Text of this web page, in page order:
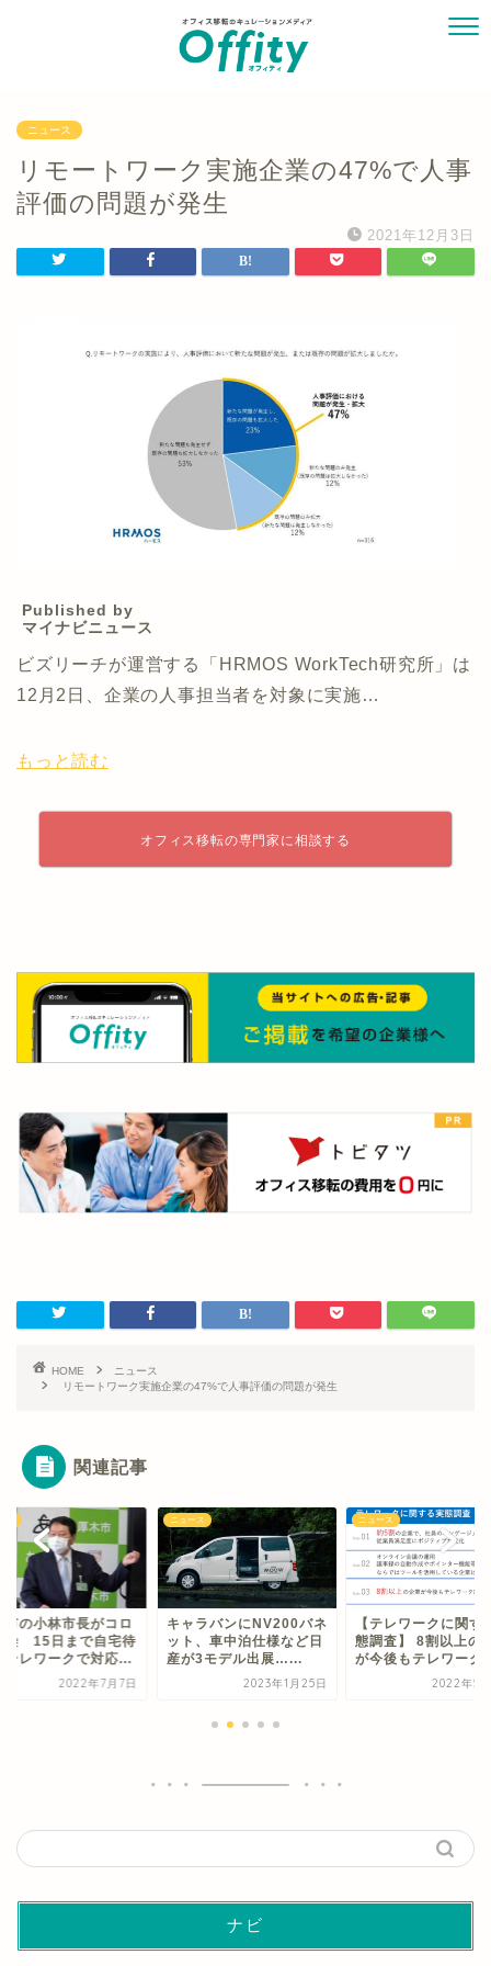
ニュース
リモートワーク実施企業の47%で人事
評価の問題が発生
2021年12月3日
Published by
マイナビニュース
ビズリーチが運営する「HRMOS WorkTech研究所」は
12月2日、企業の人事担当者を対象に実施…
もっと読む
オフィス移転の専門家に相談する
HOME
ニュース
リモートワーク実施企業の47%で人事評価の問題が発生
関連記事
市の小林市長がコロ
染 15日まで自宅待
テレワークで対応...
2022年7月7日
ニュース
キャラバンにNV200バネ
ット、車中泊仕様など日
産が3モデル出展…...
2023年1月25日
ニュース
【テレワークに関す
態調査】 8割以上の
が今後もテレワーク
2022年5
ナビ